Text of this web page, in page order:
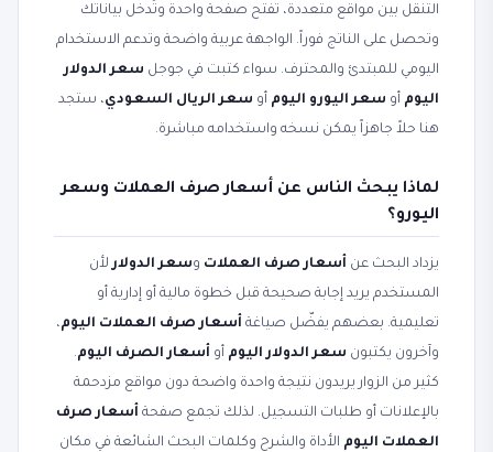
التنقل بين مواقع متعددة، تفتح صفحة واحدة وتُدخل بياناتك
وتحصل على الناتج فوراً. الواجهة عربية واضحة وتدعم الاستخدام
اليومي للمبتدئ والمحترف. سواء كتبت في جوجل سعر الدولار
اليوم أو سعر اليورو اليوم أو سعر الريال السعودي، ستجد
هنا حلاً جاهزاً يمكن نسخه واستخدامه مباشرة.
لماذا يبحث الناس عن أسعار صرف العملات وسعر
اليورو؟
يزداد البحث عن أسعار صرف العملات وسعر الدولارلأن
المستخدم يريد إجابة صحيحة قبل خطوة مالية أو إدارية أو
تعليمية. بعضهم يفضّل صياغة أسعار صرف العملات اليوم،
وآخرون يكتبون سعر الدولار اليوم أو أسعار الصرف اليوم.
كثير من الزوار يريدون نتيجة واحدة واضحة دون مواقع مزدحمة
بالإعلانات أو طلبات التسجيل. لذلك تجمع صفحة أسعار صرف
العملات اليوم الأداة والشرح وكلمات البحث الشائعة في مكان